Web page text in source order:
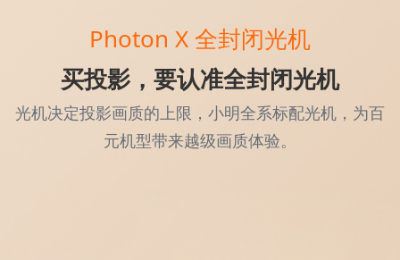
Photon X 全封闭光机
买投影，要认准全封闭光机
光机决定投影画质的上限，小明全系标配光机，为百
元机型带来越级画质体验。